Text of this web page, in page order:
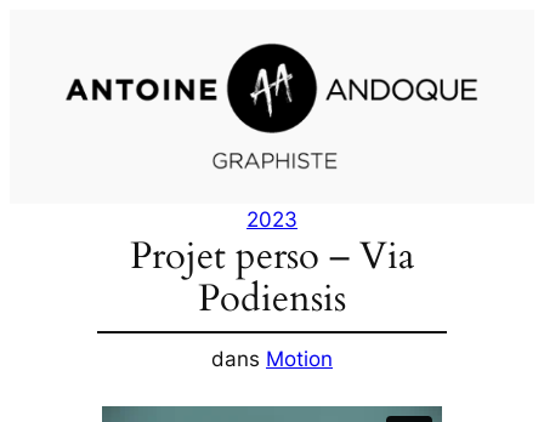
contenu
2023
Projet perso – Via
Podiensis
dans Motion